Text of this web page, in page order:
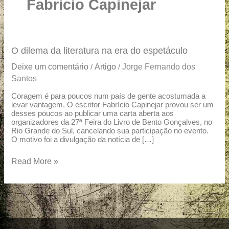
a
e
Fabricio Capinejar
O dilema da literatura na era do espetáculo
Deixe um comentário /Artigo /Jorge Fernando dos
Santos
Coragem é para poucos num país de gente acostumada a
levar vantagem. O escritor Fabrício Capinejar provou ser um
desses poucos ao publicar uma carta aberta aos
organizadores da 27ª Feira do Livro de Bento Gonçalves, no
Rio Grande do Sul, cancelando sua participação no evento.
O motivo foi a divulgação da notícia de […]
O
da
literatura
na
era
do
espetáculo
Read More »